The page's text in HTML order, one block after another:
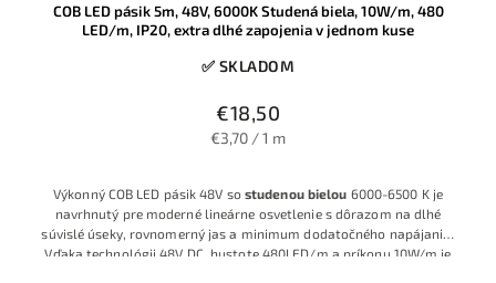
COB LED pásik 5m, 48V, 6000K Studená biela, 10W/m, 480
LED/m, IP20, extra dlhé zapojenia v jednom kuse
✅ SKLADOM
€18,50
€3,70 / 1 m
Výkonný COB LED pásik 48V so studenou bielou 6000-6500 K je
navrhnutý pre moderné lineárne osvetlenie s dôrazom na dlhé
súvislé úseky, rovnomerný jas a minimum dodatočného napájania.
Vďaka technológii 48V DC, hustote 480LED/m a príkonu 10W/m je